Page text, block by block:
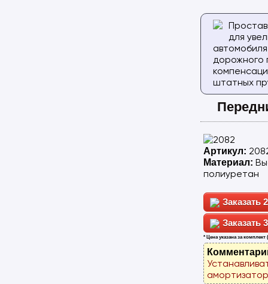
для
дорожного
штатных
Артикул:
Материал:
полиуретан
* Цена указана за комплект